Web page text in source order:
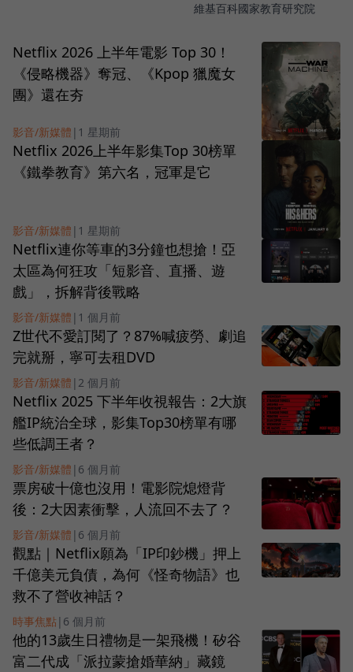
維基百科國家教育研究院
Netflix 2026 上半年電影 Top 30！
《侵略機器》奪冠、《Kpop 獵魔女
團》還在夯
影音/新媒體 | 1 星期前
Netflix 2026上半年影集Top 30榜單
《鐵拳教育》第六名，冠軍是它
影音/新媒體 | 1 星期前
Netflix連你等車的3分鐘也想搶！亞
太區為何狂攻「短影音、直播、遊
戲」，拆解背後戰略
影音/新媒體 | 1 個月前
Z世代不愛訂閱了？87%喊疲勞、劇追
完就掰，寧可去租DVD
影音/新媒體 | 2 個月前
Netflix 2025 下半年收視報告：2大旗
艦IP統治全球，影集Top30榜單有哪
些低調王者？
影音/新媒體 | 6 個月前
票房破十億也沒用！電影院熄燈背
後：2大因素衝擊，人流回不去了？
影音/新媒體 | 6 個月前
觀點｜Netflix願為「IP印鈔機」押上
千億美元負債，為何《怪奇物語》也
救不了營收神話？
時事焦點| 6 個月前
他的13歲生日禮物是一架飛機！矽谷
富二代成「派拉蒙搶婚華納」藏鏡